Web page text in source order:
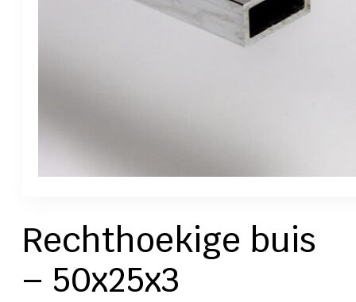
Rechthoekige buis
– 50x25x3